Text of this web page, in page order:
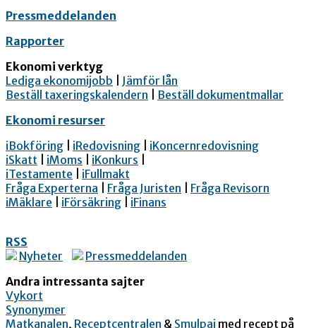
Pressmeddelanden
Rapporter
Ekonomi verktyg
Lediga ekonomijobb
Jämför lån
Beställ taxeringskalendern
Beställ dokumentmallar
Ekonomi resurser
iBokföring
iRedovisning
iKoncernredovisning
iSkatt
iMoms iKonkurs
iTestamente
iFullmakt
Fråga Experterna
Fråga Juristen
Fråga Revisorn
iMäklare
iFörsäkring iFinans
RSS
Nyheter
Pressmeddelanden
Andra intressanta sajter
Vykort
Synonymer
Matkanalen, Receptcentralen & Smulpaj med recept på